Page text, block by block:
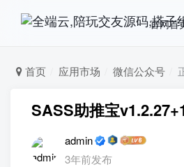
官网首
首页 应用市场 微信公众号
SASS助推宝
admin
3年前发布